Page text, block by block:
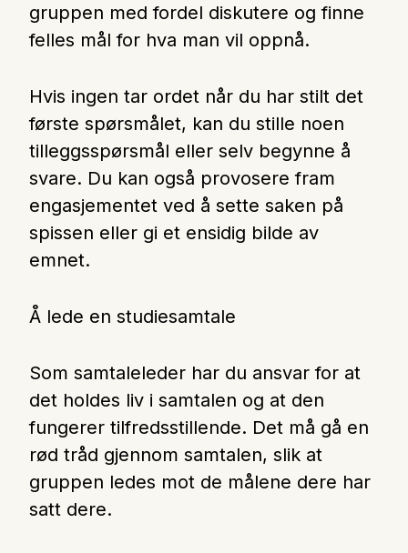
gruppen med fordel diskutere og finne
felles mål for hva man vil oppnå.
Hvis ingen tar ordet når du har stilt det
første spørsmålet, kan du stille noen
tilleggsspørsmål eller selv begynne å
svare. Du kan også provosere fram
engasjementet ved å sette saken på
spissen eller gi et ensidig bilde av
emnet.
Å lede en studiesamtale
Som samtaleleder har du ansvar for at
det holdes liv i samtalen og at den
fungerer tilfredsstillende. Det må gå en
rød tråd gjennom samtalen, slik at
gruppen ledes mot de målene dere har
satt dere.